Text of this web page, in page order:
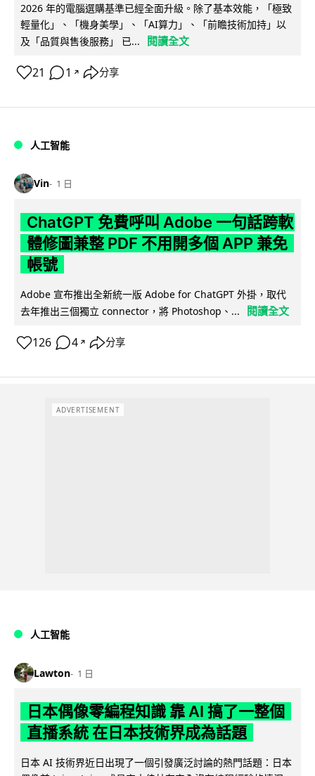
2026 年的電腦選購基準已經全面升級。除了基本效能，「極致
輕量化」、「機身美學」、「AI算力」、「前瞻技術加持」以
及「品質與售後服務」 已...
閱讀全文
21 1 ↗ 分享
人工智能
Vin 1 日
ChatGPT 免費呼叫 Adobe 一句話跨軟
體修圖兼整 PDF 不用開多個 APP 兼免
帳號
Adobe 宣布推出全新統一版 Adobe for ChatGPT 外掛，取代
去年推出三個獨立 connector，將 Photoshop、...
閱讀全文
126 4 ↗ 分享
ADVERTISEMENT
人工智能
Lawton 1 日
日本偶像零編程知識 靠 AI 搞了一整個
直播系統 在日本技術界成為話題
日本 AI 技術界近日出現了一個引發廣泛討論的熱門話題：日本